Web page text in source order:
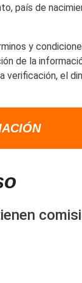
país de
y
de la
verificación, el